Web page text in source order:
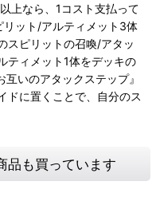
上なら、1コスト支払って
ット/アルティメット3体
スピリットの召喚/アタッ
ティメット1体をデッキの
いのアタックステップ』
ドに置くことで、自分のス
品も買っています